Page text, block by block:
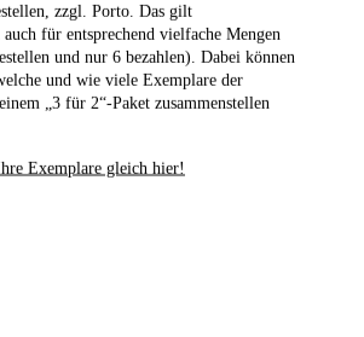
die vom Besteller gewählte Art der
wenn sie nur mit unverhältnismäßigen
andere Art der Nacherfüllung ohne
den Kunden bleibt.
oder haben wir die
verweigert, kann der Kunde nach seiner Wahl
(Minderung) verlangen oder den
Eventuelle Schadensersatzansprüche
unberührt.
im Sinne des § 14 BGB gilt für die
zzgl. Porto. Das gilt
für entsprechend vielfache Mengen
und nur 6 bezahlen). Dabei können
und wie viele Exemplare der
„3 für 2“-Paket zusammenstellen
Exemplare gleich hier!